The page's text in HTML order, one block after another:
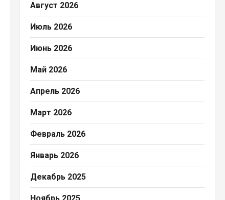
Август 2026
Июль 2026
Июнь 2026
Май 2026
Апрель 2026
Март 2026
Февраль 2026
Январь 2026
Декабрь 2025